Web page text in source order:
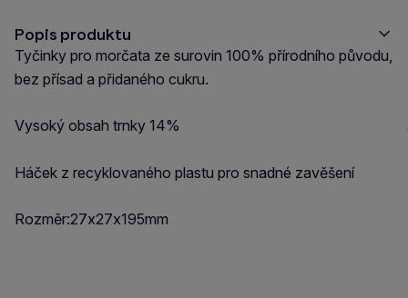
Popis produktu
Tyčinky pro morčata ze surovin 100% přírodního původu,
bez přísad a přidaného cukru.
Vysoký obsah trnky 14%
Háček z recyklovaného plastu pro snadné zavěšení
Rozměr:27x27x195mm